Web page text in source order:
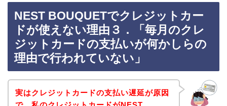
NEST BOUQUETでクレジットカー
ドが使えない理由３．「毎月のクレ
ジットカードの支払いが何かしらの
理由で行われていない」
実はクレジットカードの支払い遅延が原因